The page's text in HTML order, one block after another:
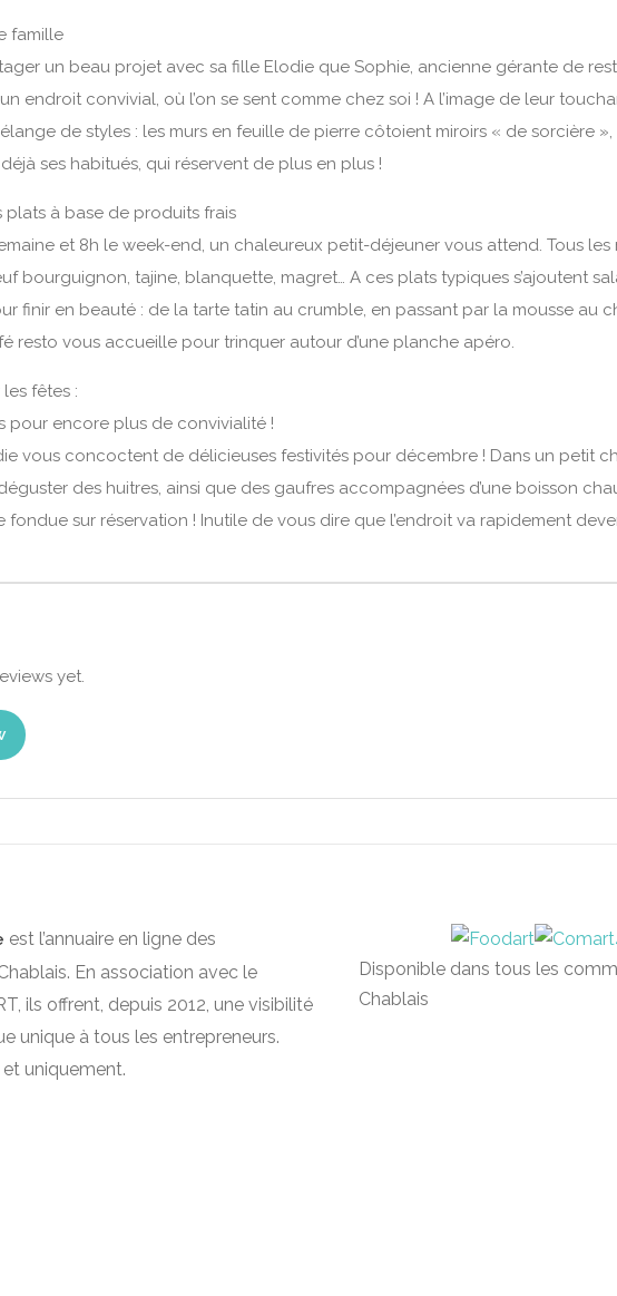
famille
un beau projet avec sa fille Elodie que Sophie, ancienne gérante de
endroit convivial, où l’on se sent comme chez soi ! A l’image de leur
de styles : les murs en feuille de pierre côtoient miroirs « de sorcière
ses habitués, qui réservent de plus en plus !
plats à base de produits frais
et 8h le week-end, un chaleureux petit-déjeuner vous attend. Tous
bourguignon, tajine, blanquette, magret… A ces plats typiques s’ajoutent
finir en beauté : de la tarte tatin au crumble, en passant par la mousse au
resto vous accueille pour trinquer autour d’une planche apéro.
fêtes :
pour encore plus de convivialité !
vous concoctent de délicieuses festivités pour décembre ! Dans un petit
des huitres, ainsi que des gaufres accompagnées d’une boisson
fondue sur réservation ! Inutile de vous dire que l’endroit va rapidement
yet.
est l’annuaire en ligne des
En association avec le
ils offrent, depuis 2012, une visibilité
unique à tous les entrepreneurs.
et uniquement.
Disponible dans tous les
Chablais